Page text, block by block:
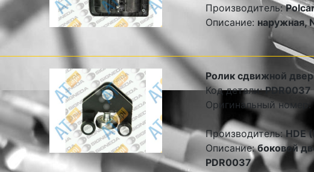
Производитель:
Описание: наружная,
Ролик сдвижной
Код детали:PDR0037
Оригинальный номер:
Производитель: HDE
Описание:боковой
PDR0037